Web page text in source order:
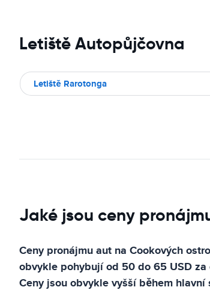
Letiště Autopůjčovna
Letiště Rarotonga
Jaké jsou ceny
Ceny pronájmu aut na Cookových
obvykle pohybují od 50 do 65 USD
Ceny jsou obvykle vyšší během